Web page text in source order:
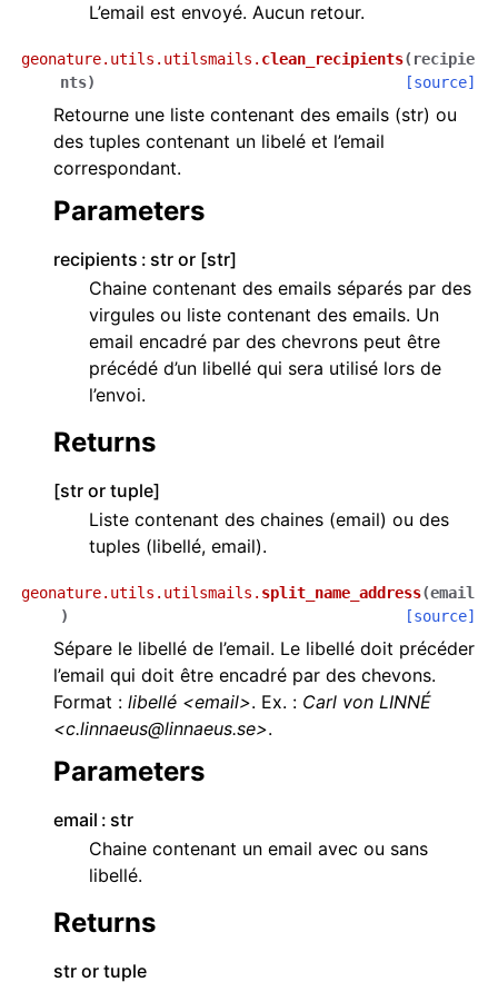
L’email est envoyé. Aucun retour.
geonature.utils.utilsmails. clean_recipients( recipie
nts) [source]
Retourne une liste contenant des emails (str) ou
des tuples contenant un libelé et l’email
correspondant.
Parameters
recipients
str or [str]
Chaine contenant des emails séparés par des
virgules ou liste contenant des emails. Un
email encadré par des chevrons peut être
précédé d’un libellé qui sera utilisé lors de
l’envoi.
Returns
[str or tuple]
Liste contenant des chaines (email) ou des
tuples (libellé, email).
geonature.utils.utilsmails. split_name_address(email
)
[source]
Sépare le libellé de l’email. Le libellé doit précéder
l’email qui doit être encadré par des chevons.
Format : libellé <email>. Ex. : Carl von LINNÉ
<c.linnaeus@linnaeus.se>.
Parameters
email
str
Chaine contenant un email avec ou sans
libellé.
Returns
str or tuple